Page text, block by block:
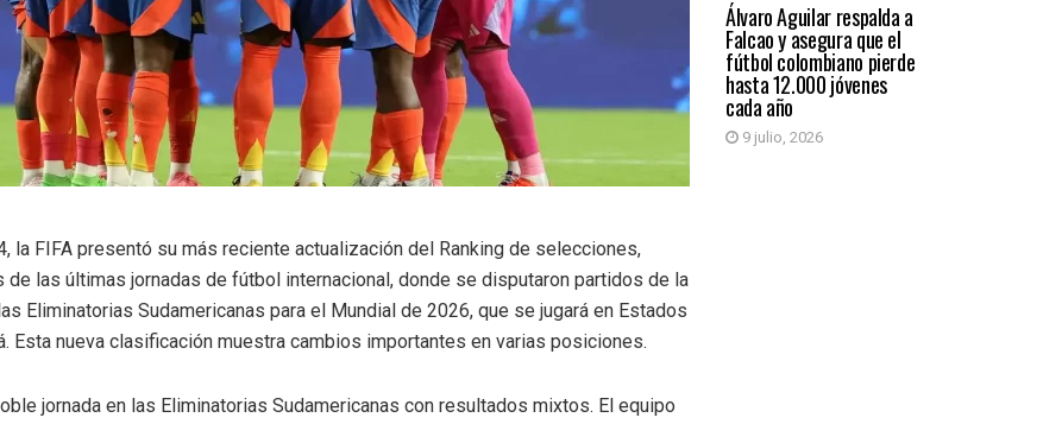
Álvaro Aguilar respalda a
Falcao y asegura que el
fútbol colombiano pierde
hasta 12.000 jóvenes
cada año
9 julio, 2026
la FIFA presentó su más reciente actualización del Ranking de selecciones,
las últimas jornadas de fútbol internacional, donde se disputaron partidos de la
Eliminatorias Sudamericanas para el Mundial de 2026, que se jugará en Estados
Esta nueva clasificación muestra cambios importantes en varias posiciones.
jornada en las Eliminatorias Sudamericanas con resultados mixtos. El equipo